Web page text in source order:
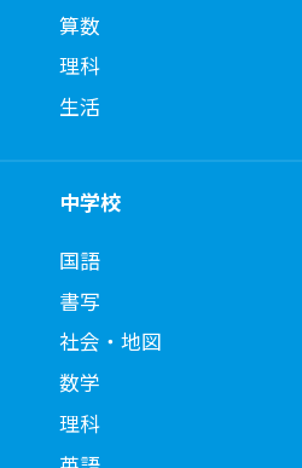
算数
理科
生活
中学校
国語
書写
社会・地図
数学
理科